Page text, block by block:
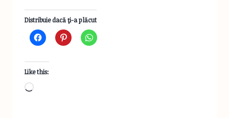
Distribuie dacă ţi-a plăcut
Like this:
Loading…